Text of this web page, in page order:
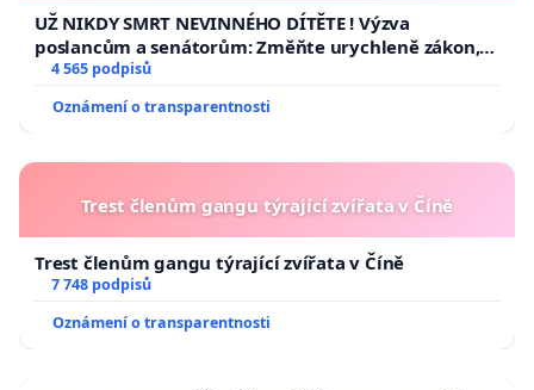
UŽ NIKDY SMRT NEVINNÉHO DÍTĚTE ! Výzva
poslancům a senátorům: Změňte urychleně zákon,
aby se tragédie malé Viktorky už nemohla opakovat!
4 565 podpisů
Oznámení o transparentnosti
Trest členům gangu týrající zvířata v Číně
Trest členům gangu týrající zvířata v Číně
7 748 podpisů
Oznámení o transparentnosti